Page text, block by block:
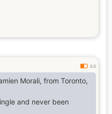
0.5
Morali, from Toronto,
and never been